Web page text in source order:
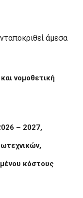
άμεσα
νομοθετική
– 2027,
κόστους